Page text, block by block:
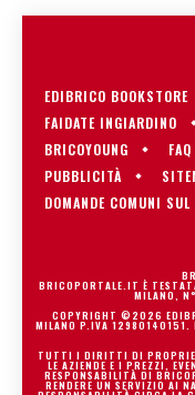
EDIBRICO BOOKSTORE
FAIDATE INGIARDINO
BRICOYOUNG
FAQ
PUBBLICITÀ
DOMANDE COMUNI
BRICOPORTALE.IT È
MILANO,
COPYRIGHT ©2026
MILANO P.IVA 12980140151.
TUTTI I DIRITTI DI
LE AZIENDE E I PREZZI,
RESPONSABILITÀ DI
RENDERE UN SERVIZIO AI